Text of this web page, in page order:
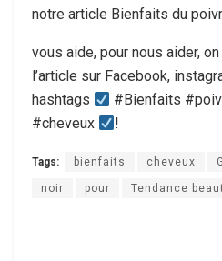
notre article Bienfaits du
vous aide, pour nous aider,
l’article sur Facebook,
hashtags
#Bienfaits
#cheveux
!
Tags: bienfaits cheveux
noir pour Tendance